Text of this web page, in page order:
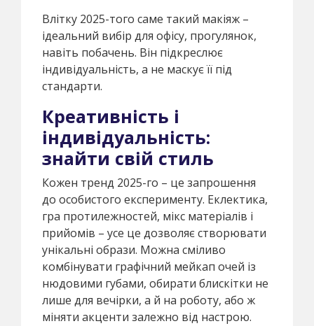
Влітку 2025-того саме такий макіяж –
ідеальний вибір для офісу, прогулянок,
навіть побачень. Він підкреслює
індивідуальність, а не маскує її під
стандарти.
Креативність і
індивідуальність:
знайти свій стиль
Кожен тренд 2025-го – це запрошення
до особистого експерименту. Еклектика,
гра протилежностей, мікс матеріалів і
прийомів – усе це дозволяє створювати
унікальні образи. Можна сміливо
комбінувати графічний мейкап очей із
нюдовими губами, обирати блискітки не
лише для вечірки, а й на роботу, або ж
міняти акценти залежно від настрою.